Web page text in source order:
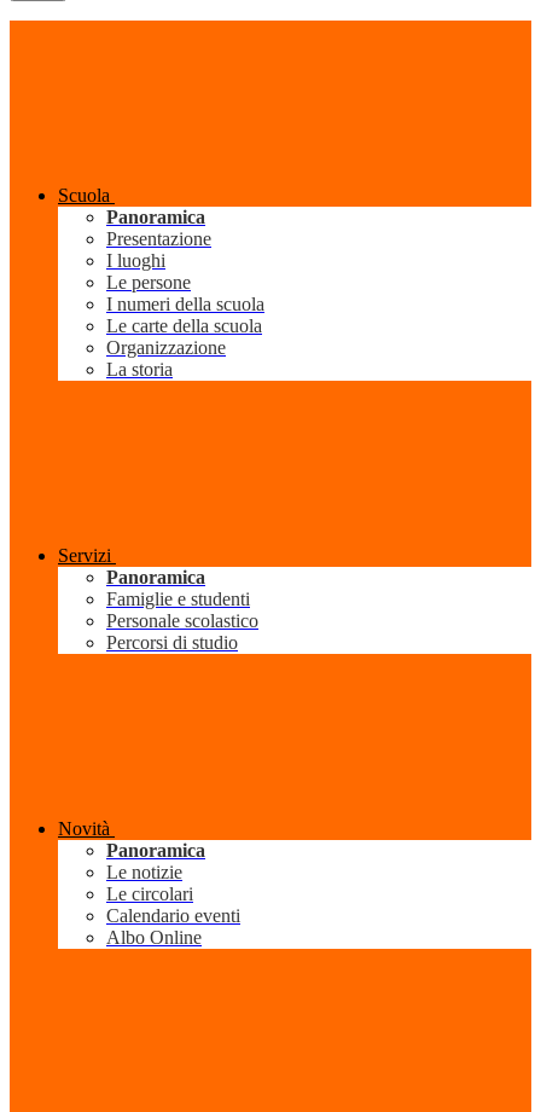
Scuola
Panoramica
Presentazione
I luoghi
Le persone
I numeri della scuola
Le carte della scuola
Organizzazione
La storia
Servizi
Panoramica
Famiglie e studenti
Personale scolastico
Percorsi di studio
Novità
Panoramica
Le notizie
Le circolari
Calendario eventi
Albo Online